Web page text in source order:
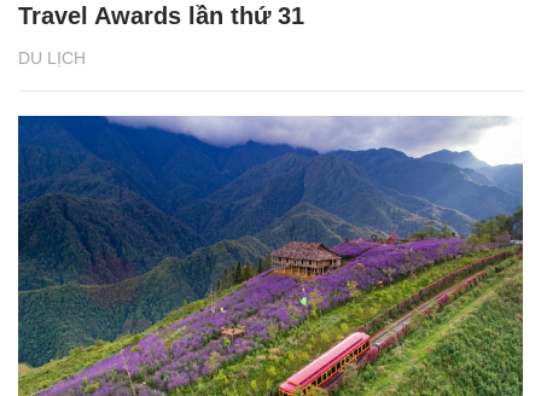
DU LỊCH
Travel Awards lần thứ 31